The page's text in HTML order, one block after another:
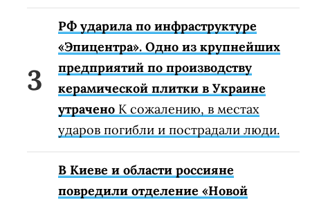
РФ ударила по инфраструктуре
«Эпицентра». Одно из крупнейших
предприятий по производству
керамической плитки в Украине
утрачено К сожалению, в местах
ударов погибли и пострадали люди.
В Киеве и области россияне
повредили отделение «Новой